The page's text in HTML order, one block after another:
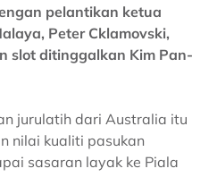
pelantikan ketua
Peter Cklamovski,
slot ditinggalkan Kim Pan-
jurulatih dari Australia itu
nilai kualiti pasukan
sasaran layak ke Piala